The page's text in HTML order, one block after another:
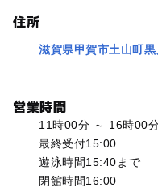
住所
滋賀県甲賀市土山町
営業時間
11時00分 ～ 16時00
最終受付15:00
遊泳時間15:40まで
閉館時間16:00